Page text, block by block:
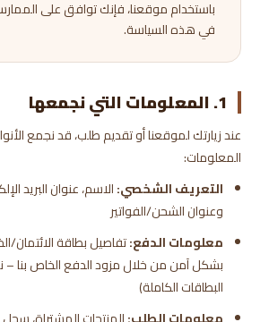
باستخدام موقعنا، فإنك توافق على
في هذه السياسة.
1. المعلومات التي نجمعها
عند زيارتك لموقعنا أو تقديم طلب، قد نجمع
المعلومات:
التعريف الشخصي:الاسم، عنوان البريد
وعنوان الشحن/الفواتير
معلومات الدفع:تفاصيل بطاقة الائتمان/
بشكل آمن من خلال مزود الدفع الخاص بنا –
البطاقات الكاملة)